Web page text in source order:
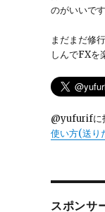
のがいいです
まだまだ修
しんでFXを
@yufurifに
使い方(送り
スポンサ